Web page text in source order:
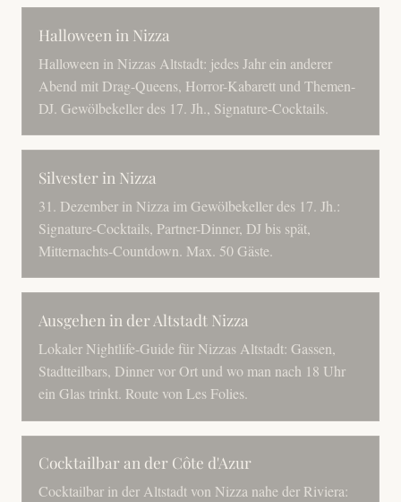
Halloween in Nizza
Halloween in Nizzas Altstadt: jedes Jahr ein anderer
Abend mit Drag-Queens, Horror-Kabarett und Themen-
DJ. Gewölbekeller des 17. Jh., Signature-Cocktails.
Silvester in Nizza
31. Dezember in Nizza im Gewölbekeller des 17. Jh.:
Signature-Cocktails, Partner-Dinner, DJ bis spät,
Mitternachts-Countdown. Max. 50 Gäste.
Ausgehen in der Altstadt Nizza
Lokaler Nightlife-Guide für Nizzas Altstadt: Gassen,
Stadtteilbars, Dinner vor Ort und wo man nach 18 Uhr
ein Glas trinkt. Route von Les Folies.
Cocktailbar an der Côte d'Azur
Cocktailbar in der Altstadt von Nizza nahe der Riviera: